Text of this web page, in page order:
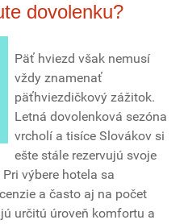
dovolenku?
Päť hviezd však nemusí
vždy znamenať
päťhviezdičkový zážitok.
Letná dovolenková sezóna
vrcholí a tisíce Slovákov si
ešte stále rezervujú svoje
výbere hotela sa
a často aj na počet
určitú úroveň komfortu a